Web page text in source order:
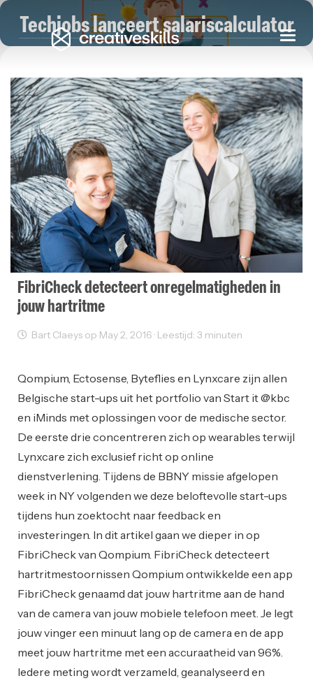
Techjobs lanceert salariscalculator
FibriCheck detecteert onregelmatigheden in
jouw hartritme
Bart Claeys op May 2, 2016 · Leestijd: 3 minuten
Qompium, Ectosense, Byteflies en Lynxcare zijn allen
Belgische start-ups uit het portfolio van Start it @kbc
en iMinds met oplossingen voor de medische sector.
De eerste drie concentreren zich op wearables terwijl
Lynxcare zich exclusief richt op online
dienstverlening. Tijdens de BBNY missie afgelopen
week in NY volgenden we deze beloftevolle start-ups
tijdens hun zoektocht naar feedback en
investeringen. In dit artikel gaan we dieper in op
FibriCheck van Qompium. FibriCheck detecteert
hartritmestoornissen Qompium ontwikkelde een app
FibriCheck genaamd dat jouw hartritme aan de hand
van de camera van jouw mobiele telefoon meet. Je legt
jouw vinger een minuut lang op de camera en de app
meet jouw hartritme met een accuraatheid van 96%.
Iedere meting wordt verzameld, geanalyseerd en